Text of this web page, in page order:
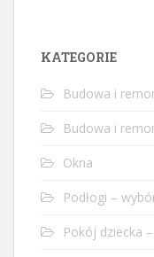
KATEGORIE
Budowa i
Budowa i
Okna
Podłogi –
Pokój dziecka